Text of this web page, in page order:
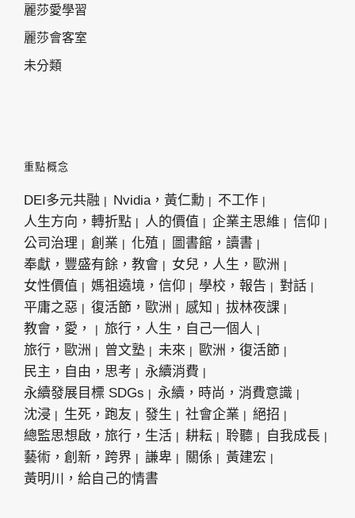
麗莎愛學習
麗莎會客室
未分類
重點概念
DEI多元共融 Nvidia，黃仁勳
不工作
人生方向，轉折點
人的價值 企業主思維
信仰
公司治理
創業 化殖
圖書館，讀書
奉獻，豐盛有餘，教會
女兒，人生，歐洲
女性價值
媽祖遶境，信仰 學校，報告
對話
平庸之惡
復活節，歐洲 感知
拔林夜課
教會，愛，
旅行，人生，自己一個人
旅行，歐洲
曾文塾 未來
歐洲，復活節
民主，自由，思考
永續消費
永續發展目標 SDGs
永續，時尚，消費意識
沈浸
生死，跑友 發生 社會企業
絕招
總監思想啟，旅行，生活
耕耘 聆聽
自我成長
藝術，創新，跨界
謙卑 關係
黃建宏
黃明川，給自己的情書